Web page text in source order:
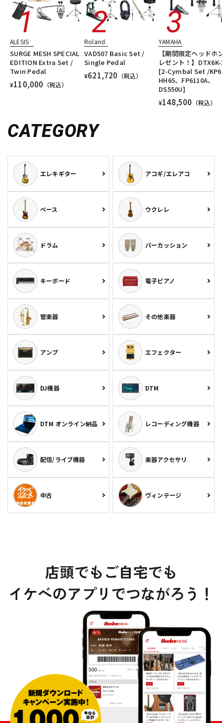
ALESIS
SURGE MESH SPECIAL
EDITION Extra Set /
Twin Pedal
¥110,000 （税込）
Roland
VAD507 Basic Set /
Single Pedal
¥621,720 （税込）
YAMAHA
【期間限定ヘッドホ
レゼント！】
[2-Cymbal Set /
HH65、FP6110A、
DS550U]
¥148,500 （税込）
CATEGORY
エレキギター アコギ/エレアコ
ベース ウクレレ
ドラム パーカッション
キーボード 電子ピアノ
管楽器 その他楽器
アンプ エフェクター
DJ機器 DTM
DTM オンライン納品 レコーディング機器
配信/ライブ機器 楽器アクセサリ
中古 ヴィンテージ